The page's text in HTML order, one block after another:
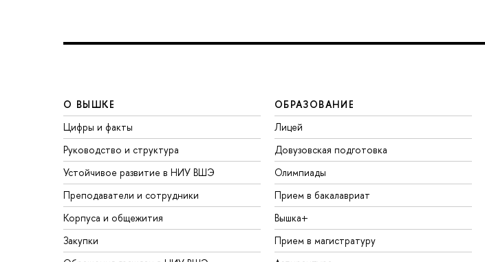
О ВЫШКЕ
Цифры и факты
Руководство и структура
Устойчивое развитие в НИУ ВШЭ
Преподаватели и сотрудники
Корпуса и общежития
Закупки
ОБРАЗОВАНИЕ
Лицей
Довузовская подготовка
Олимпиады
Прием в бакалавриат
Вышка+
Прием в магистратуру